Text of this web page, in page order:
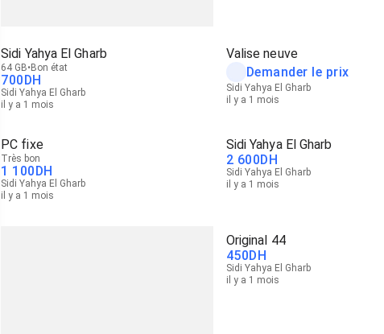
Sidi Yahya El Gharb
64 GB Bon état
700DH
Sidi Yahya El Gharb
il y a 1 mois
Valise neuve
Demander le prix
Sidi Yahya El Gharb
il y a 1 mois
PC fixe
Très bon
1 100DH
Sidi Yahya El Gharb
il y a 1 mois
Sidi Yahya El Gharb
2 600DH
Sidi Yahya El Gharb
il y a 1 mois
Original 44
450DH
Sidi Yahya El Gharb
il y a 1 mois